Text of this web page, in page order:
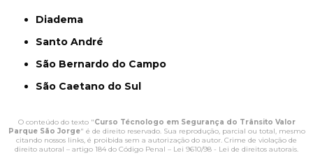
Diadema
Santo André
São Bernardo do Campo
São Caetano do Sul
O conteúdo do texto "Curso Técnologo em Segurança do Trânsito Valor
Parque São Jorge" é de direito reservado. Sua reprodução, parcial ou total, mesmo
citando nossos links, é proibida sem a autorização do autor. Crime de violação de
direito autoral – artigo 184 do Código Penal – Lei 9610/98 - Lei de direitos autorais.